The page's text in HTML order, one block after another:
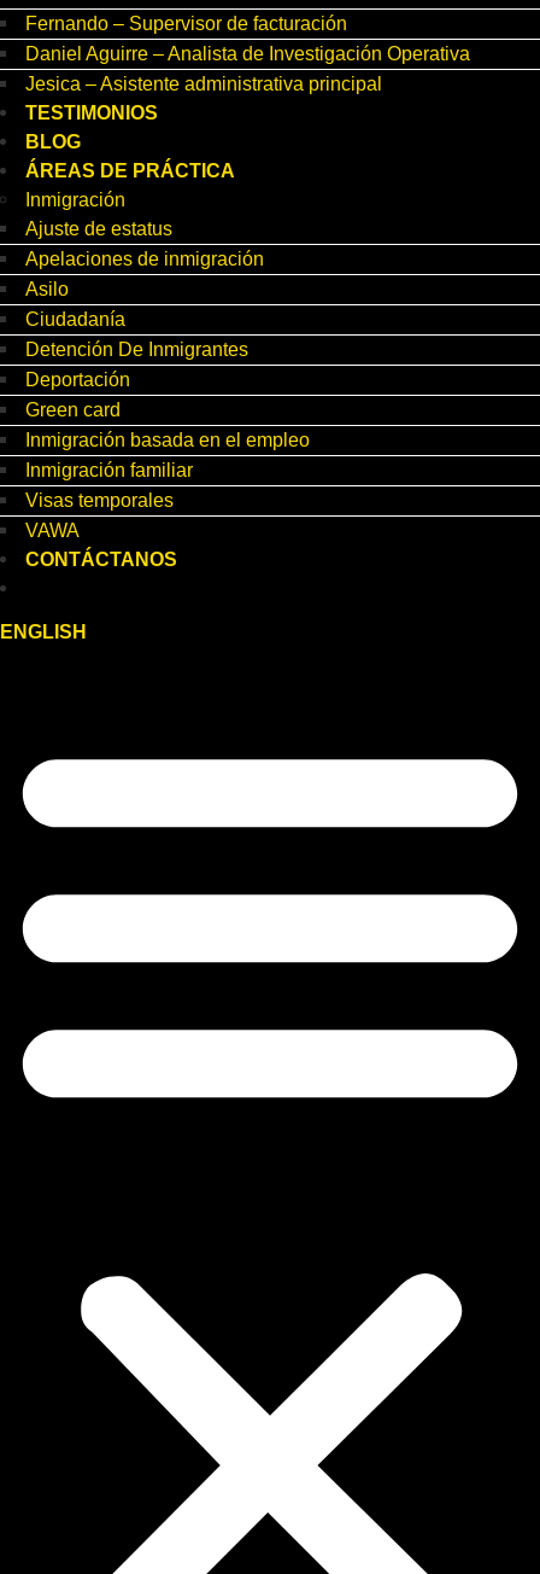
Fernando – Supervisor de facturación
Daniel Aguirre – Analista de Investigación Operativa
Jesica – Asistente administrativa principal
TESTIMONIOS
BLOG
ÁREAS DE PRÁCTICA
Inmigración
Ajuste de estatus
Apelaciones de inmigración
Asilo
Ciudadanía
Detención De Inmigrantes
Deportación
Green card
Inmigración basada en el empleo
Inmigración familiar
Visas temporales
VAWA
CONTÁCTANOS
ENGLISH